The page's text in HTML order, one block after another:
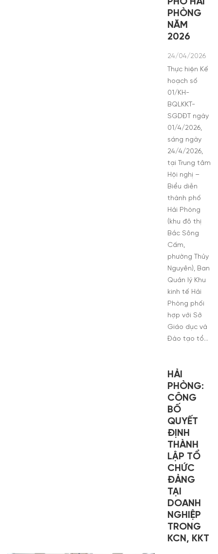
PHÒNG
NĂM
2026
24/04/2026
Thực hiện Kế
hoạch số
01/KH-
BQLKKT-
SGDĐT ngày
01/4/2026,
sáng ngày
24/4/2026,
tại Trung tâm
Hội nghị –
Biểu diễn
thành phố
Hải Phòng
(khu đô thị
Bắc Sông
Cấm,
phường Thủy
Nguyên), Ban
Quản lý Khu
kinh tế Hải
Phòng phối
hợp với Sở
Giáo dục và
Đào tạo tổ…
HẢI
PHÒNG:
CÔNG
BỐ
QUYẾT
ĐỊNH
THÀNH
LẬP TỔ
CHỨC
ĐẢNG
TẠI
DOANH
NGHIỆP
TRONG
KCN, KKT